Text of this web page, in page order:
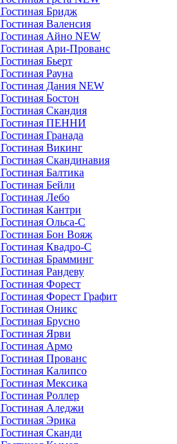
Гостиная Бридж
Гостиная Валенсия
Гостиная Айно NEW
Гостиная Ари-Прованс
Гостиная Бьерт
Гостиная Рауна
Гостиная Дания NEW
Гостиная Бостон
Гостиная Скандия
Гостиная ПЕННИ
Гостиная Гранада
Гостиная Викинг
Гостиная Скандинавия
Гостиная Балтика
Гостиная Бейли
Гостиная Лебо
Гостиная Кантри
Гостиная Ольса-С
Гостиная Бон Вояж
Гостиная Квадро-С
Гостиная Брамминг
Гостиная Рандеву
Гостиная Форест
Гостиная Форест Графит
Гостиная Оникс
Гостиная Брусно
Гостиная Ярви
Гостиная Армо
Гостиная Прованс
Гостиная Калипсо
Гостиная Мексика
Гостиная Роллер
Гостиная Аледжи
Гостиная Эрика
Гостиная Сканди